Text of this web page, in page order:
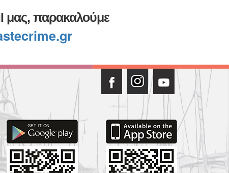
μας, παρακαλούμε